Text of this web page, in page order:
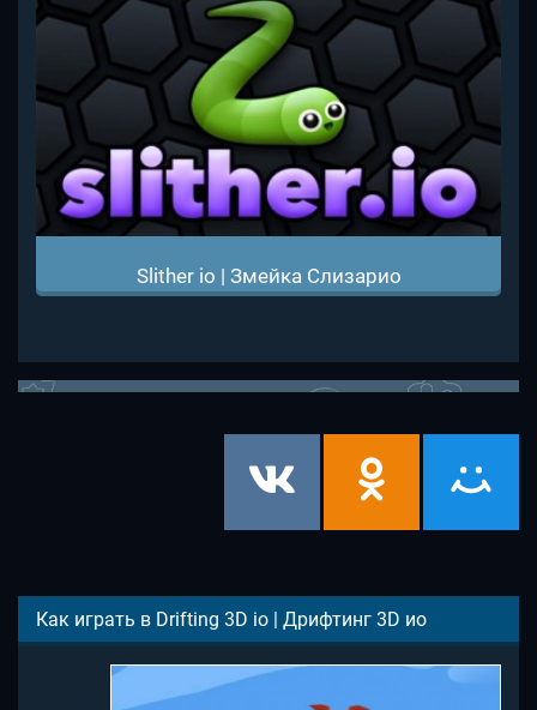
Slither io | Змейка Слизарио
Как играть в Drifting 3D io | Дрифтинг 3D ио